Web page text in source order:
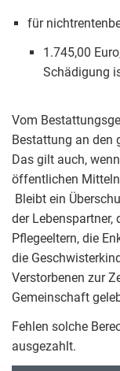
für
1.745,00
Schädigung
Vom
Bestattung an den
Das gilt auch,
öffentlichen
Bleibt ein
der Lebenspartner,
Pflegeeltern, die
die
Verstorbenen zur
Gemeinschaft
Fehlen solche
ausgezahlt.